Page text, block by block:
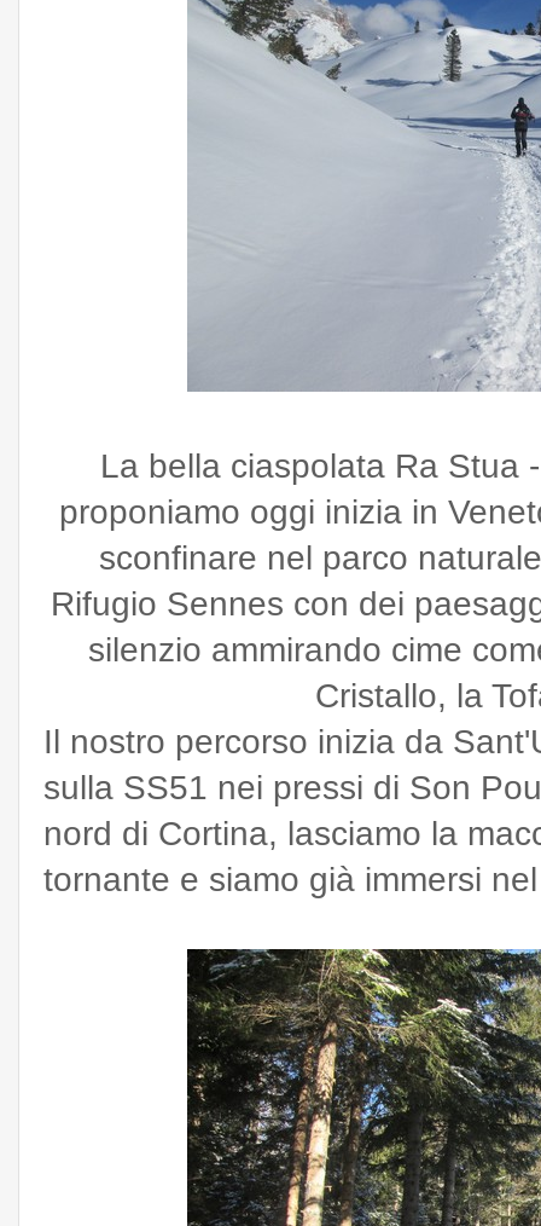
La bella ciaspolata Ra Stua
proponiamo oggi inizia in
sconfinare nel parco
Rifugio Sennes con dei
silenzio ammirando cime
Cristallo, la
Il nostro percorso inizia da
sulla SS51 nei pressi di Son
nord di Cortina, lasciamo la
tornante e siamo già immersi